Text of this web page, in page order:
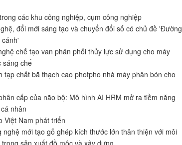
các khu công nghiệp, cụm công nghiệp
đổi mới sáng tạo và chuyển đổi số có chủ đề 'Đường
chế tạo van phân phối thủy lực sử dụng cho máy
sáng chế
tạp chất bã thạch cao photpho nhà máy phân bón cho
cấp của não bộ: Mô hình AI HRM mở ra tiềm năng
nhân
Việt Nam phát triển
mới tạo gỗ ghép kích thước lớn thân thiện với môi
sản xuất đồ mộc và xây dựng